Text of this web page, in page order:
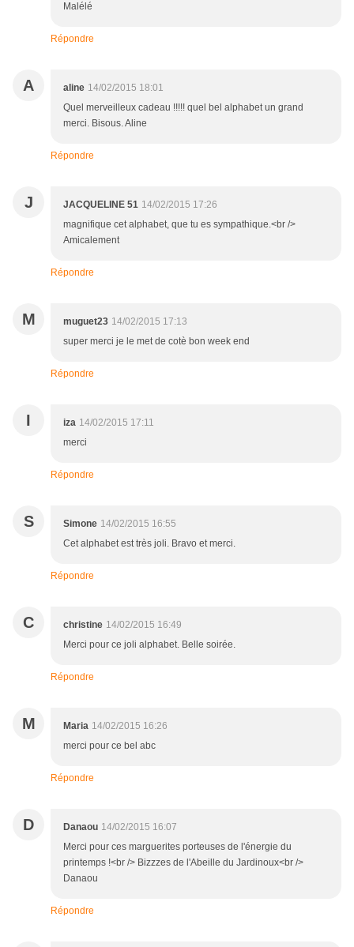
Malélé
Répondre
A aline 14/02/2015 18:01
Quel merveilleux cadeau !!!!! quel bel alphabet un grand
merci. Bisous. Aline
Répondre
J JACQUELINE 51 14/02/2015 17:26
magnifique cet alphabet, que tu es sympathique.<br />
Amicalement
Répondre
M muguet23 14/02/2015 17:13
super merci je le met de cotè bon week end
Répondre
I iza 14/02/2015 17:11
merci
Répondre
S Simone 14/02/2015 16:55
Cet alphabet est très joli. Bravo et merci.
Répondre
C christine 14/02/2015 16:49
Merci pour ce joli alphabet. Belle soirée.
Répondre
M Maria 14/02/2015 16:26
merci pour ce bel abc
Répondre
D Danaou 14/02/2015 16:07
Merci pour ces marguerites porteuses de l'énergie du
printemps !<br /> Bizzzes de l'Abeille du Jardinoux<br />
Danaou
Répondre